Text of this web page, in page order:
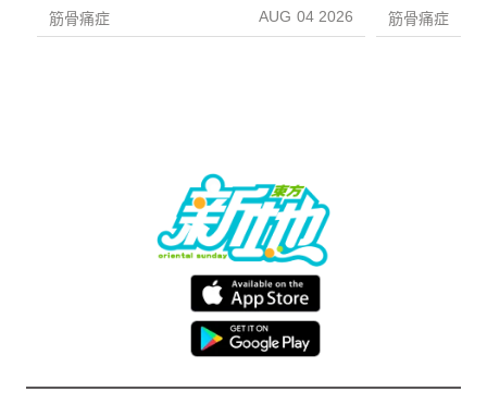
筋骨痛症 AUG 04 2026 筋骨痛症